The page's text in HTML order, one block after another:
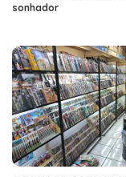
sonhador